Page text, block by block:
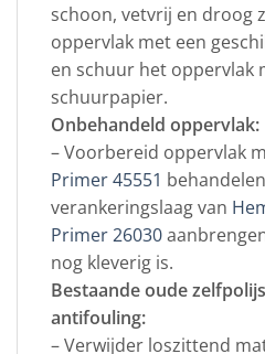
schoon, vetvrij en droog
oppervlak met een
en schuur het oppervlak
schuurpapier.
Onbehandeld oppervlak:
– Voorbereid oppervlak
Primer 45551
verankeringslaag van
Primer 26030
nog kleverig is.
Bestaande oude
antifouling:
– Verwijder loszittend